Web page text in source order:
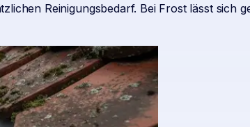
Reinigungsbedarf. Bei Frost lässt